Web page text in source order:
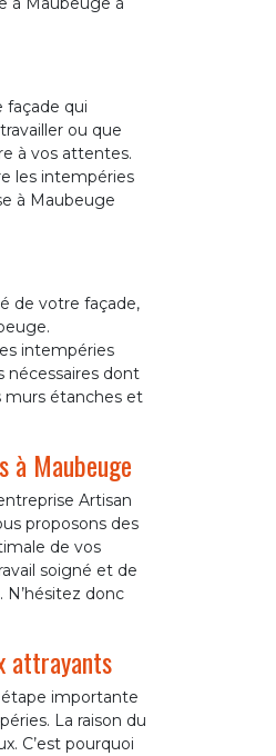
façade qui
ou que
à vos attentes.
les intempéries
à Maubeuge
de votre façade,
intempéries
nécessaires dont
murs étanches et
à Maubeuge
Artisan
proposons des
de vos
soigné et de
donc
attrayants
étape importante
La raison du
C’est pourquoi